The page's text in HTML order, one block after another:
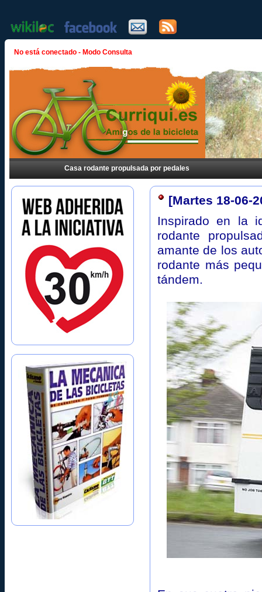
No está conectado - Modo Consulta
Casa rodante propulsada por pedales
[Martes 18-06-
Inspirado en la
rodante
amante de los
rodante más
tándem.